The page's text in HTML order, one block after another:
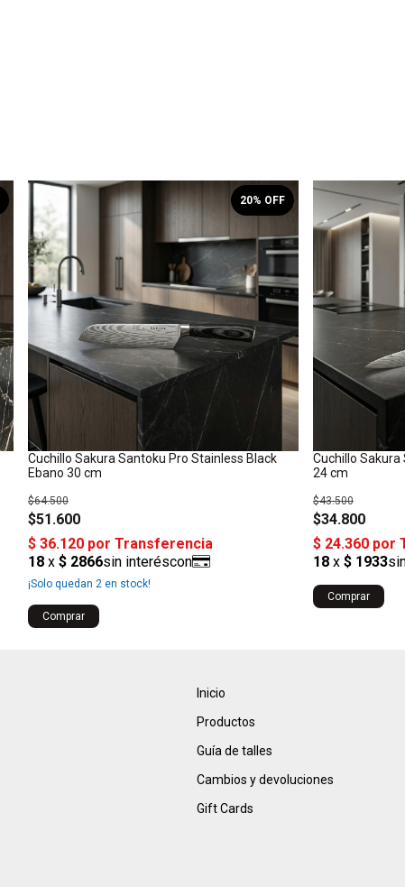
Cuchillo Sakura Santoku Pro Stainless Black
Ebano 30 cm
$51.600
$64.500
20% OFF
¡Solo quedan 2 en stock!
Cuchillo Sakura
24 cm
$34.800
$43.500
Inicio
Productos
Guía de talles
Cambios y devoluciones
Gift Cards